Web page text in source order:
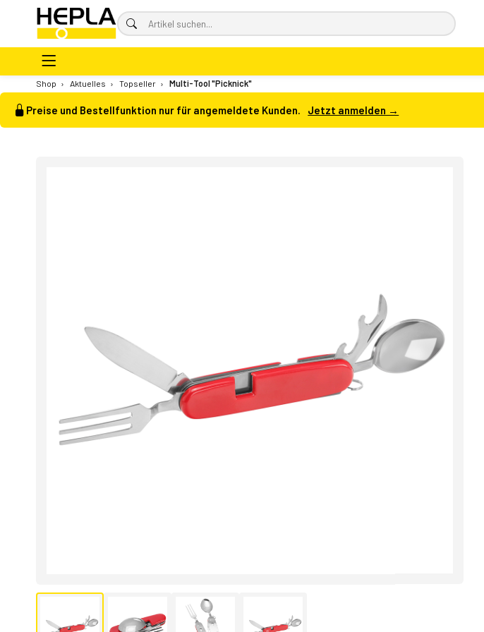
Shop › Aktuelles › Topseller › Multi-Tool "Picknick"
Preise und Bestellfunktion nur für angemeldete Kunden. Jetzt anmelden →